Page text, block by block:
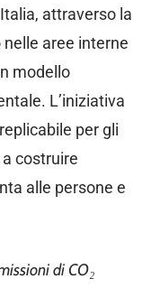
attraverso la
aree interne
modello
L’iniziativa
per gli
costruire
alle persone e
di CO₂